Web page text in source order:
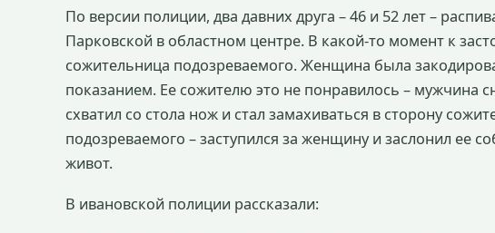
По версии полиции, два давних друга – 46 и 52 лет –
Парковской в областном центре. В какой-то момент к
сожительница подозреваемого. Женщина была
показанием. Ее сожителю это не понравилось – мужчина
схватил со стола нож и стал замахиваться в сторону
подозреваемого – заступился за женщину и заслонил ее
живот.
В ивановской полиции рассказали: